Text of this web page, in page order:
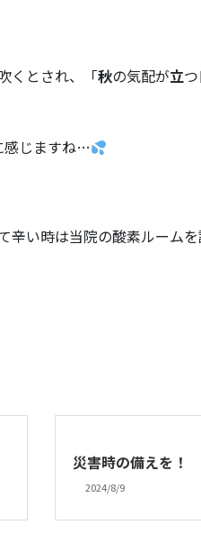
くとされ、「秋の気配が立
感じますね…
い時は当院の酸素ルーム
災害時の備えを！
2024/8/9